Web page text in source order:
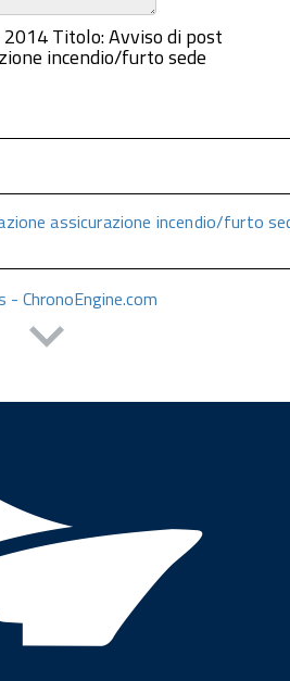
Titolo: Avviso di post
incendio/furto sede
assicurazione incendio/furto
- ChronoEngine.com